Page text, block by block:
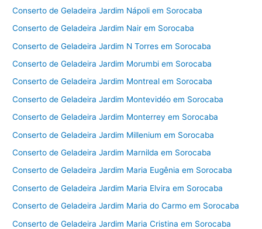
Conserto de Geladeira Jardim Nápoli em Sorocaba
Conserto de Geladeira Jardim Nair em Sorocaba
Conserto de Geladeira Jardim N Torres em Sorocaba
Conserto de Geladeira Jardim Morumbi em Sorocaba
Conserto de Geladeira Jardim Montreal em Sorocaba
Conserto de Geladeira Jardim Montevidéo em Sorocaba
Conserto de Geladeira Jardim Monterrey em Sorocaba
Conserto de Geladeira Jardim Millenium em Sorocaba
Conserto de Geladeira Jardim Marnilda em Sorocaba
Conserto de Geladeira Jardim Maria Eugênia em Sorocaba
Conserto de Geladeira Jardim Maria Elvira em Sorocaba
Conserto de Geladeira Jardim Maria do Carmo em Sorocaba
Conserto de Geladeira Jardim Maria Cristina em Sorocaba